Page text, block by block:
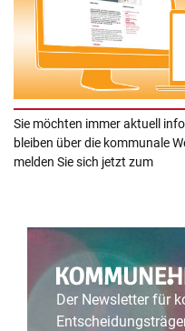
Sie möchten immer aktuell
bleiben über die kommunale
melden Sie sich jetzt zum
Der Newsletter für